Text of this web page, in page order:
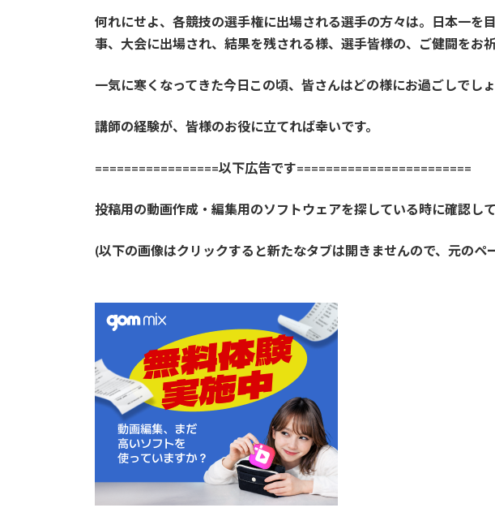
何れにせよ、各競技の選手権に出場される選手の方々は。日本一
事、大会に出場され、結果を残される様、選手皆様の、ご健闘をお祈
一気に寒くなってきた今日この頃、皆さんはどの様にお過ごしでし
講師の経験が、皆様のお役に立てれば幸いです。
=================以下広告です========================
投稿用の動画作成・編集用のソフトウェアを探している時に確認して
(以下の画像はクリックすると新たなタブは開きませんので、元のペ